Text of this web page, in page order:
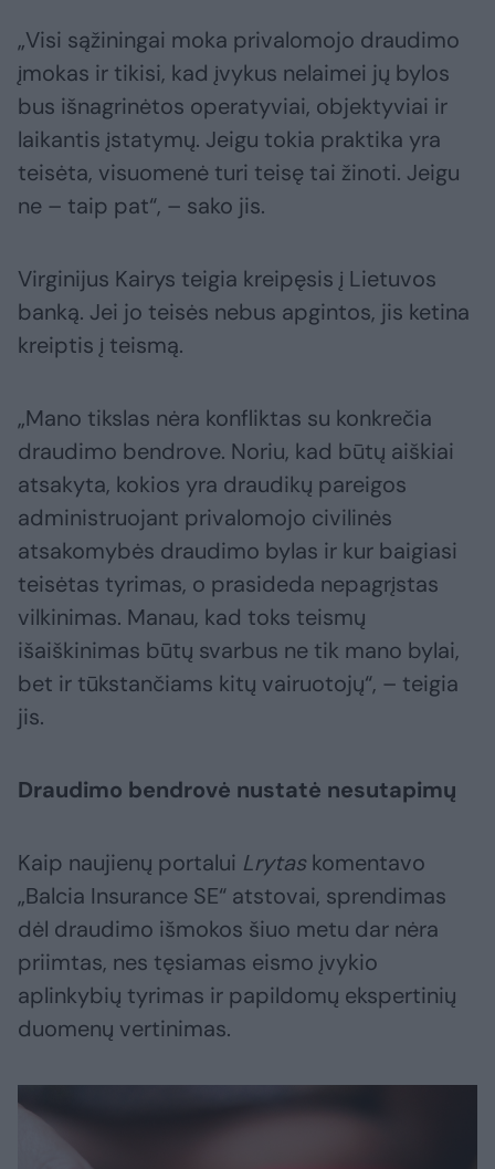
„Visi sąžiningai moka privalomojo draudimo
įmokas ir tikisi, kad įvykus nelaimei jų bylos
bus išnagrinėtos operatyviai, objektyviai ir
laikantis įstatymų. Jeigu tokia praktika yra
teisėta, visuomenė turi teisę tai žinoti. Jeigu
ne – taip pat“, – sako jis.
Virginijus Kairys teigia kreipęsis į Lietuvos
banką. Jei jo teisės nebus apgintos, jis ketina
kreiptis į teismą.
„Mano tikslas nėra konfliktas su konkrečia
draudimo bendrove. Noriu, kad būtų aiškiai
atsakyta, kokios yra draudikų pareigos
administruojant privalomojo civilinės
atsakomybės draudimo bylas ir kur baigiasi
teisėtas tyrimas, o prasideda nepagrįstas
vilkinimas. Manau, kad toks teismų
išaiškinimas būtų svarbus ne tik mano bylai,
bet ir tūkstančiams kitų vairuotojų“, – teigia
jis.
Draudimo bendrovė nustatė nesutapimų
Kaip naujienų portalui Lrytaskomentavo
„Balcia Insurance SE“ atstovai, sprendimas
dėl draudimo išmokos šiuo metu dar nėra
priimtas, nes tęsiamas eismo įvykio
aplinkybių tyrimas ir papildomų ekspertinių
duomenų vertinimas.